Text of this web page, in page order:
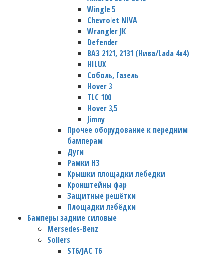
Wingle 5
Chevrolet NIVA
Wrangler JК
Defender
ВАЗ 2121, 2131 (Нива/Lada 4х4)
HILUX
Соболь, Газель
Hover 3
TLC 100
Hover 3,5
Jimny
Прочее оборудование к передним
бамперам
Дуги
Рамки НЗ
Крышки площадки лебедки
Кронштейны фар
Защитные решётки
Площадки лебёдки
Бамперы задние силовые
Mersedes-Benz
Sollers
ST6/JAC T6